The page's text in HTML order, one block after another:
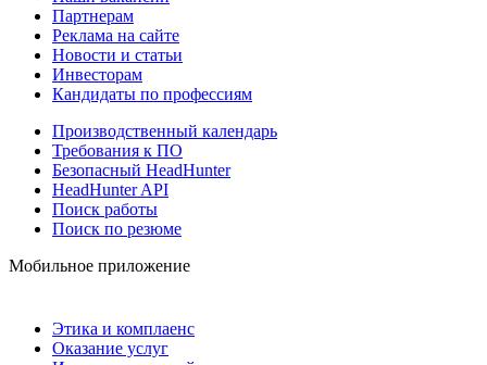
Партнерам
Реклама на сайте
Новости и статьи
Инвесторам
Кандидаты по профессиям
Производственный календарь
Требования к ПО
Безопасный HeadHunter
HeadHunter API
Поиск работы
Поиск по резюме
Мобильное приложение
Этика и комплаенс
Оказание услуг